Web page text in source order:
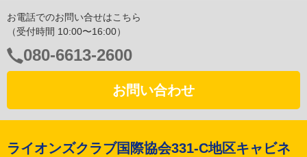
お電話でのお問い合せはこちら
（受付時間 10:00〜16:00）
電
話
号：
080-6613-2600
お問い合わせ
ライオンズクラブ国際協会331-C地区キャビネ